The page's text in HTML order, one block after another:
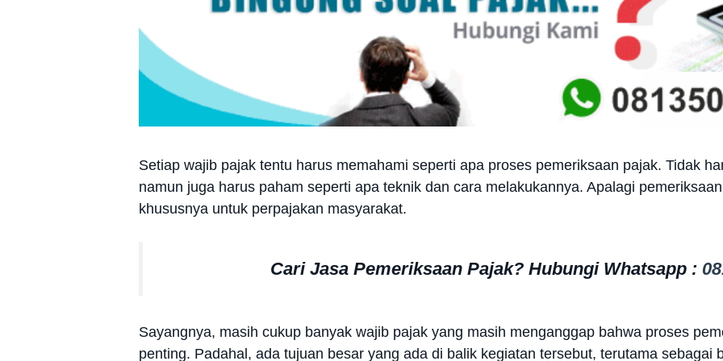
Setiap wajib pajak tentu harus memahami seperti apa proses pemeriksaan pajak. Tidak
namun juga harus paham seperti apa teknik dan cara melakukannya. Apalagi
khususnya untuk perpajakan masyarakat.
Cari Jasa Pemeriksaan Pajak? Hubungi Whatsapp :
Sayangnya, masih cukup banyak wajib pajak yang masih menganggap bahwa proses
penting. Padahal, ada tujuan besar yang ada di balik kegiatan tersebut, terutama sebagai